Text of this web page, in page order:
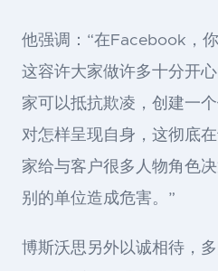
他强调：“在Facebook，
这容许大家做许多十分开
家可以抵抗欺凌，创建一
对怎样呈现自身，这彻底
家给与客户很多人物角色
别的单位造成危害。”
博斯沃思另外以诚相待，